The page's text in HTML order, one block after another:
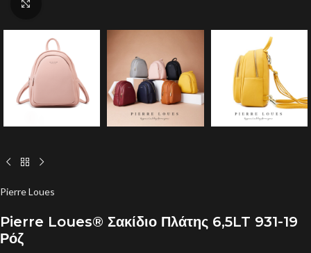
Pierre Loues
Pierre Loues® Σακίδιο Πλάτης 6,5LT 931-19
Ρόζ